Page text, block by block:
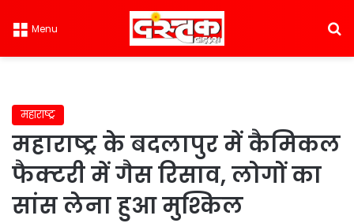
Menu
महाराष्ट्र
महाराष्ट्र के बदलापुर में कैमिकल
फैक्टरी में गैस रिसाव, लोगों का
सांस लेना हुआ मुश्किल